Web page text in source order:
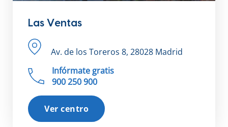
Las Ventas
Av. de los Toreros 8, 28028 Madrid
Infórmate gratis
900 250 900
Ver centro